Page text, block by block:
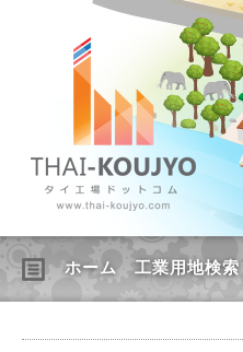
ホーム 工業用地検索